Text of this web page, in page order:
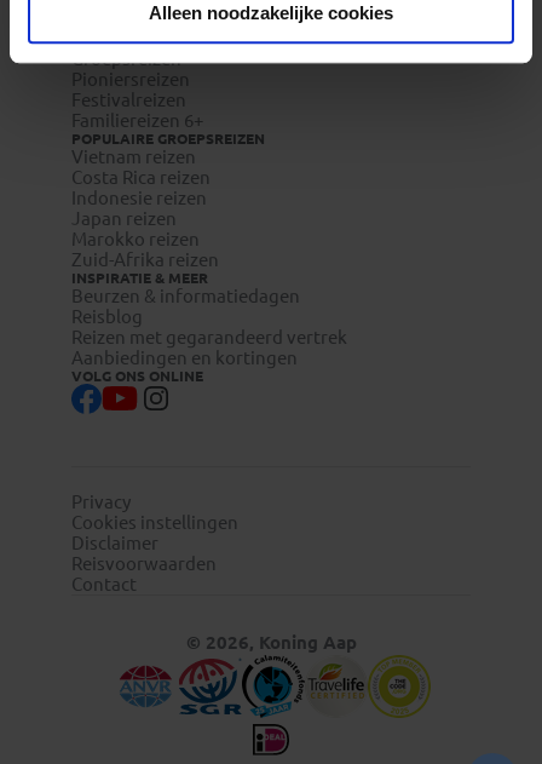
Alleen noodzakelijke cookies
Reisverzekeringen
REISTYPES
Groepsreizen
Pioniersreizen
Festivalreizen
Familiereizen 6+
POPULAIRE GROEPSREIZEN
Vietnam reizen
Costa Rica reizen
Indonesie reizen
Japan reizen
Marokko reizen
Zuid-Afrika reizen
INSPIRATIE & MEER
Beurzen & informatiedagen
Reisblog
Reizen met gegarandeerd vertrek
Aanbiedingen en kortingen
VOLG ONS ONLINE
Privacy
Cookies instellingen
Disclaimer
Reisvoorwaarden
Contact
© 2026, Koning Aap